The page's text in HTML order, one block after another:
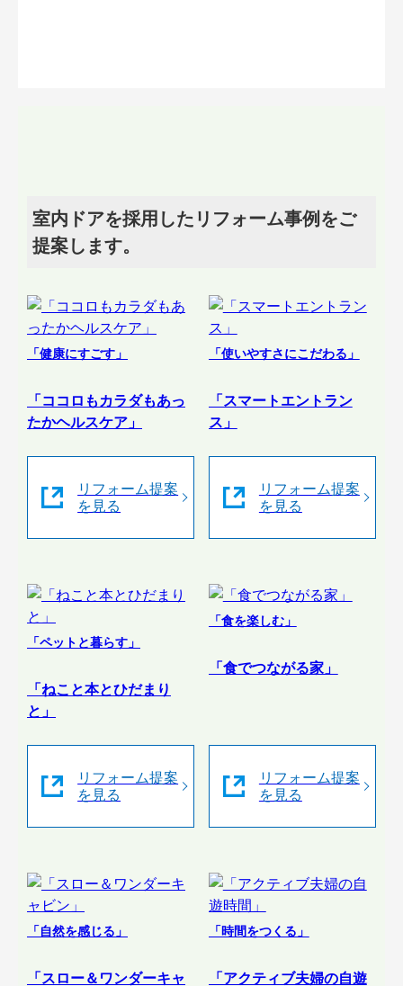
室内ドアを採用したリフォーム事例をご
提案します。
「健康にすごす」
「ココロもカラダもあっ
たかヘルスケア」
リフォーム提案
を見る
「使いやすさにこだわる」
「スマートエントラン
ス」
リフォーム提案
を見る
「ペットと暮らす」
「ねこと本とひだまり
と」
リフォーム提案
を見る
「食を楽しむ」
「食でつながる家」
リフォーム提案
を見る
「自然を感じる」
「スロー＆ワンダーキャ
「時間をつくる」
「アクティブ夫婦の自遊